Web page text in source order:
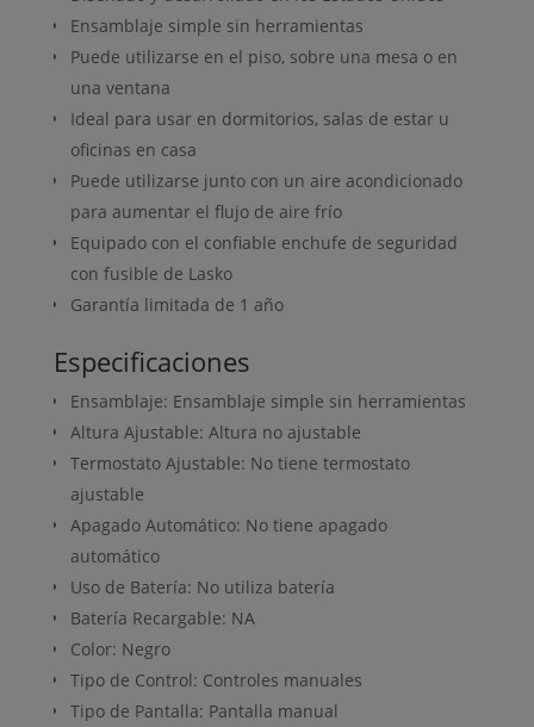
Ensamblaje simple sin herramientas
Puede utilizarse en el piso, sobre una mesa o en
una ventana
Ideal para usar en dormitorios, salas de estar u
oficinas en casa
Puede utilizarse junto con un aire acondicionado
para aumentar el flujo de aire frío
Equipado con el confiable enchufe de seguridad
con fusible de Lasko
Garantía limitada de 1 año
Especificaciones
Ensamblaje: Ensamblaje simple sin herramientas
Altura Ajustable: Altura no ajustable
Termostato Ajustable: No tiene termostato
ajustable
Apagado Automático: No tiene apagado
automático
Uso de Batería: No utiliza batería
Batería Recargable: NA
Color: Negro
Tipo de Control: Controles manuales
Tipo de Pantalla: Pantalla manual